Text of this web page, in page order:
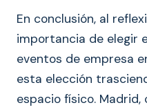
En conclusión, al
importancia de elegir
eventos de empresa
esta elección
espacio físico.